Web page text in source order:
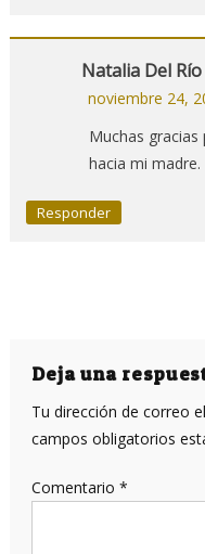
Natalia Del
noviembre 24,
Muchas
hacia mi
Responder
Deja una
Tu dirección de correo
campos obligatorios
Comentario *